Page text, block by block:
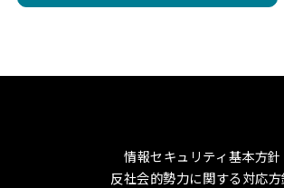
情報セキュリティ基本方針
反社会的勢力に関する対応方